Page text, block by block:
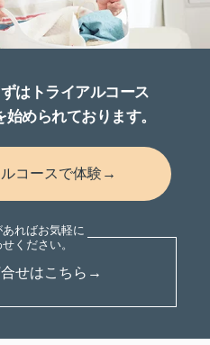
はトライアルコース
められております。
コースで体験→
せはこちら→